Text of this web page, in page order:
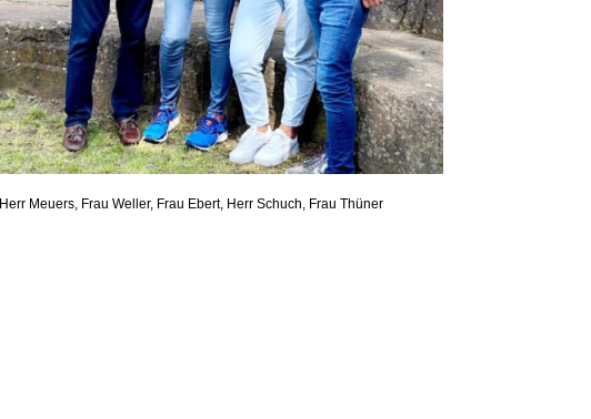
Herr Meuers, Frau Weller, Frau Ebert, Herr Schuch, Frau Thüner